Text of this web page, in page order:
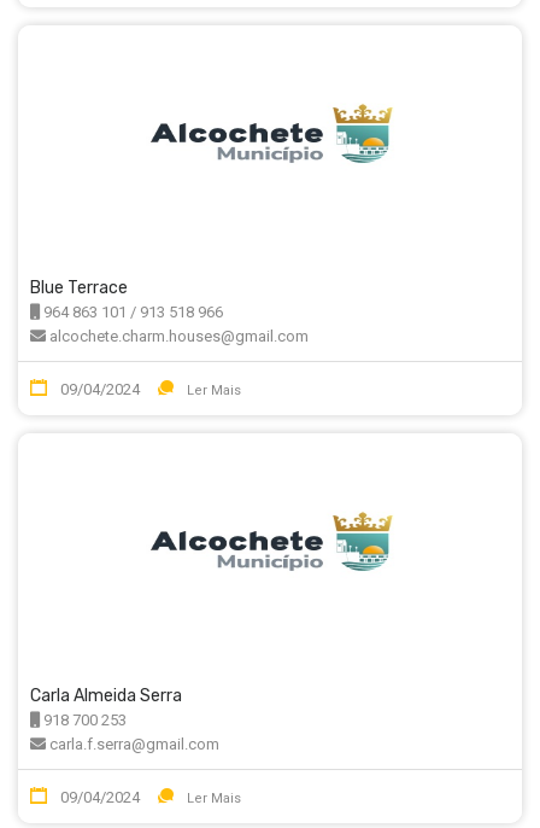
Blue Terrace
964 863 101 / 913 518 966
alcochete.charm.houses@gmail.com
09/04/2024 Ler Mais
Carla Almeida Serra
918 700 253
carla.f.serra@gmail.com
09/04/2024 Ler Mais